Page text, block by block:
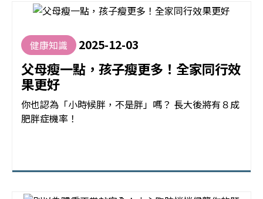
是提升罹患失智症風險 ！
健康知識 2025-12-03
父母瘦一點，孩子瘦更多！全家同行效
果更好
你也認為「小時候胖，不是胖」嗎？ 長大後將有８成
肥胖症機率！